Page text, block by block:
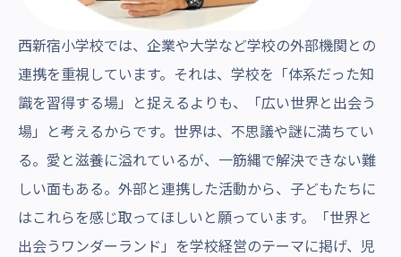
西新宿小学校では、企業や大学など学校の外部機関との
連携を重視しています。それは、学校を「体系だった知
識を習得する場」と捉えるよりも、「広い世界と出会う
場」と考えるからです。世界は、不思議や謎に満ちてい
る。愛と滋養に溢れているが、一筋縄で解決できない難
しい面もある。外部と連携した活動から、子どもたちに
はこれらを感じ取ってほしいと願っています。「世界と
出会うワンダーランド」を学校経営のテーマに掲げ、児